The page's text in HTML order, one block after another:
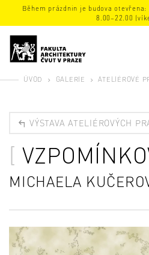
Během prázdnin je budova otevřena:
8.00–22.00
ÚVOD GALERIE ATELIÉROVÉ
VÝSTAVA ATELIÉROVÝCH
MICHAELA